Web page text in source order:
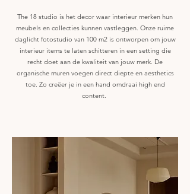
The 18 studio is het decor waar interieur merken hun
meubels en collecties kunnen vastleggen. Onze ruime
daglicht fotostudio van 100 m2 is ontworpen om jouw
interieur items te laten schitteren in een setting die
recht doet aan de kwaliteit van jouw merk. De
organische muren voegen direct diepte en aesthetics
toe. Zo creëer je in een hand omdraai high end
content.